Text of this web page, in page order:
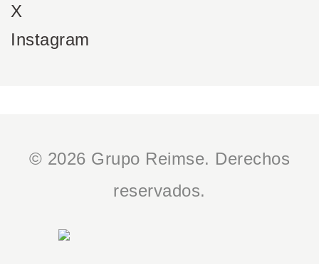
X
Instagram
© 2026 Grupo Reimse. Derechos
reservados.